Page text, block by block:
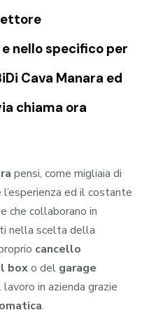
nello specifico per
Cava Manara ed
chiama ora
pensi, come migliaia di
ed il costante
che collaborano in
nella scelta della
cancello
boxo del garage
in azienda grazie
.